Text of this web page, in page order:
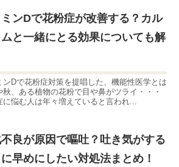
ミンDで花粉症が改善する？カル
と一緒にとる効果についても解
ンDで花粉症対策を提唱した、機能性医学とは
秋、ある植物の花粉で目や鼻がツライ・・・
に悩む人は年々増えていると言われ...
良が原因で嘔吐？吐き気がする
早めにしたい対処法まとめ！